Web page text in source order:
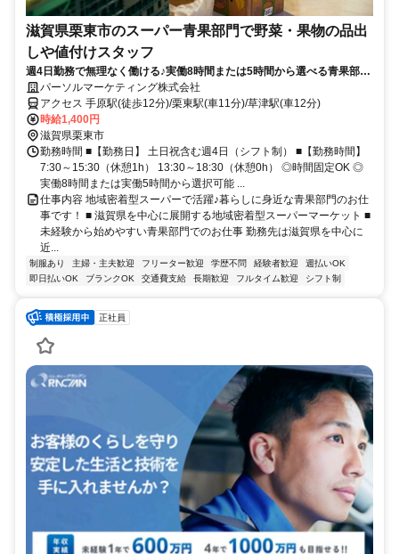
滋賀県栗東市のスーパー青果部門で野菜・果物の品出
しや値付けスタッフ
週4日勤務で無理なく働ける♪実働8時間または5時間から選べる青果部門
スタッフ募集！時給1400円の高時給で未経験スタートも歓迎◎車通勤
OKだから毎日の通勤もラクラク、長期で安定して働けるお仕事です。
パーソルマーケティング株式会社
アクセス 手原駅(徒歩12分)/栗東駅(車11分)/草津駅(車12分)
時給1,400円
滋賀県栗東市
勤務時間 ■【勤務日】 土日祝含む週4日（シフト制） ■【勤務時間】
7:30～15:30（休憩1h） 13:30～18:30（休憩0h） ◎時間固定OK ◎
実働8時間または実働5時間から選択可能 ...
仕事内容 地域密着型スーパーで活躍♪暮らしに身近な青果部門のお仕
事です！ ■ 滋賀県を中心に展開する地域密着型スーパーマーケット ■
未経験から始めやすい青果部門でのお仕事 勤務先は滋賀県を中心に
近...
制服あり 主婦・主夫歓迎 フリーター歓迎 学歴不問 経験者歓迎
週払いOK
即日払いOK
ブランクOK 交通費支給 長期歓迎 フルタイム歓迎 シフト制
正社員